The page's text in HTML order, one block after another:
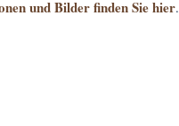
und Bilder finden Sie hier.